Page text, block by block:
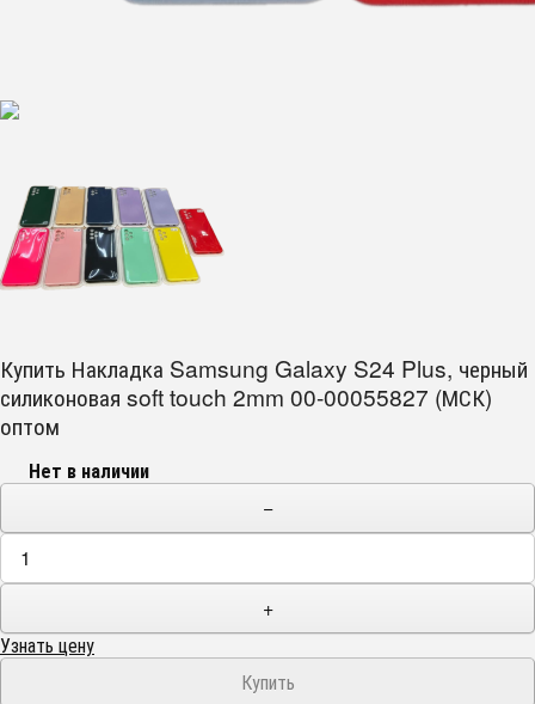
Купить Накладка Samsung Galaxy S24 Plus, черный
силиконовая soft touch 2mm 00-00055827 (МСК)
оптом
Нет в наличии
−
+
Узнать цену